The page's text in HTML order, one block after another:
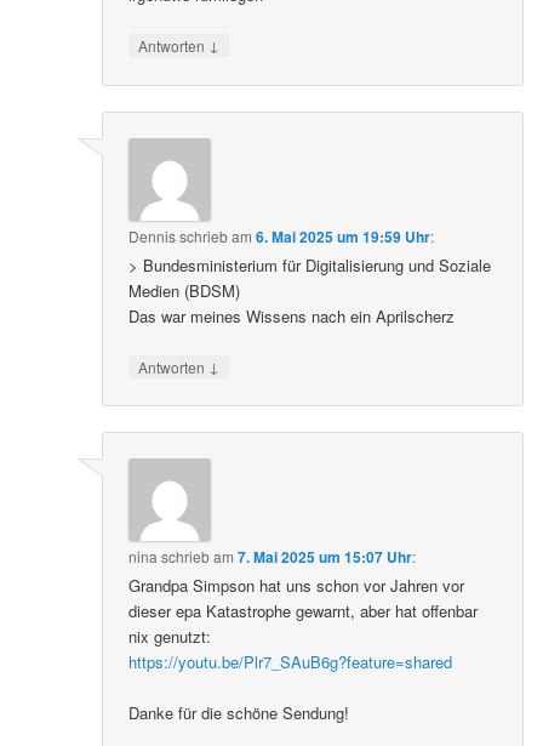
Antworten ↓
Dennisschriebam6. Mai 2025 um 19:59 Uhr:
> Bundesministerium für Digitalisierung und Soziale
Medien (BDSM)
Das war meines Wissens nach ein Aprilscherz
Antworten ↓
nina schriebam7. Mai 2025 um 15:07 Uhr:
Grandpa Simpson hat uns schon vor Jahren vor
dieser epa Katastrophe gewarnt, aber hat offenbar
nix genutzt:
https://youtu.be/Plr7_SAuB6g?feature=shared
Danke für die schöne Sendung!